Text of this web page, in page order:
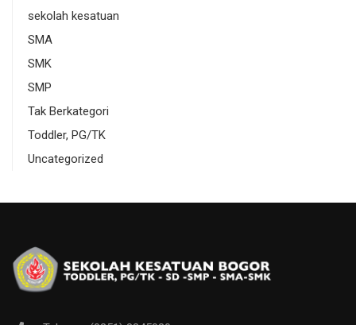
sekolah kesatuan
SMA
SMK
SMP
Tak Berkategori
Toddler, PG/TK
Uncategorized